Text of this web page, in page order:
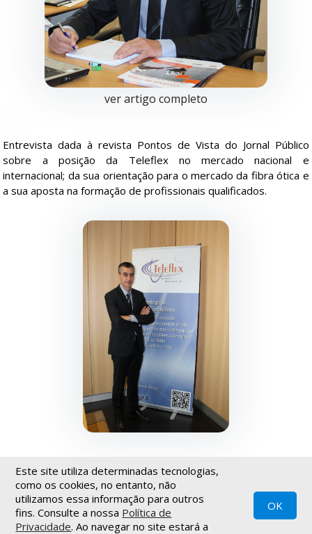
Este site utiliza determinadas tecnologias,
como os cookies, no entanto, não
utilizamos essa informação para outros
fins. Consulte a nossa Política de
Privacidade. Ao navegar no site estará a
OK
ver artigo completo
Entrevista dada à revista Pontos de Vista do Jornal Público
sobre a posição da Teleflex no mercado nacional e
internacional; da sua orientação para o mercado da fibra ótica e
a sua aposta na formação de profissionais qualificados.
VOLTAR
Política de privacidade|Termos de utilização